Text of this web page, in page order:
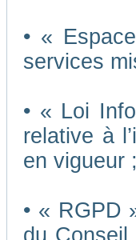
• «
services
• « Loi
relative à
en vigueur ;
• « RGPD
du